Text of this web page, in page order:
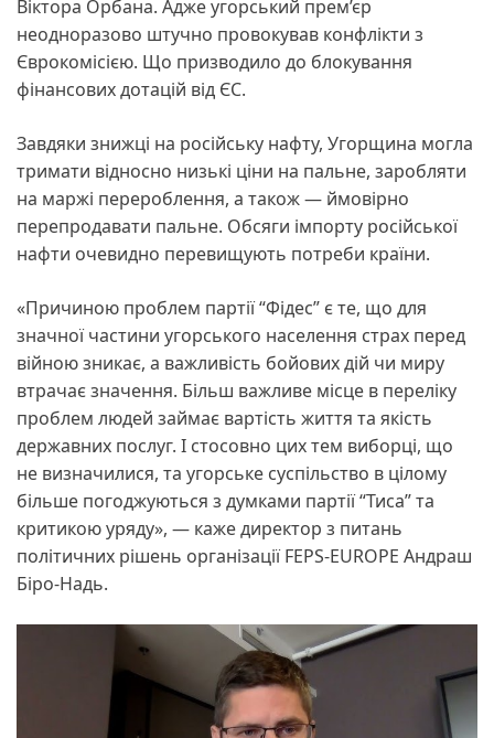
Віктора Орбана. Адже угорський прем’єр
неодноразово штучно провокував конфлікти з
Єврокомісією. Що призводило до блокування
фінансових дотацій від ЄС.
Завдяки знижці на російську нафту, Угорщина могла
тримати відносно низькі ціни на пальне, заробляти
на маржі перероблення, а також — ймовірно
перепродавати пальне. Обсяги імпорту російської
нафти очевидно перевищують потреби країни.
«Причиною проблем партії “Фідес” є те, що для
значної частини угорського населення страх перед
війною зникає, а важливість бойових дій чи миру
втрачає значення. Більш важливе місце в переліку
проблем людей займає вартість життя та якість
державних послуг. І стосовно цих тем виборці, що
не визначилися, та угорське суспільство в цілому
більше погоджуються з думками партії “Тиса” та
критикою уряду», — каже директор з питань
політичних рішень організації FEPS-EUROPE Андраш
Біро-Надь.